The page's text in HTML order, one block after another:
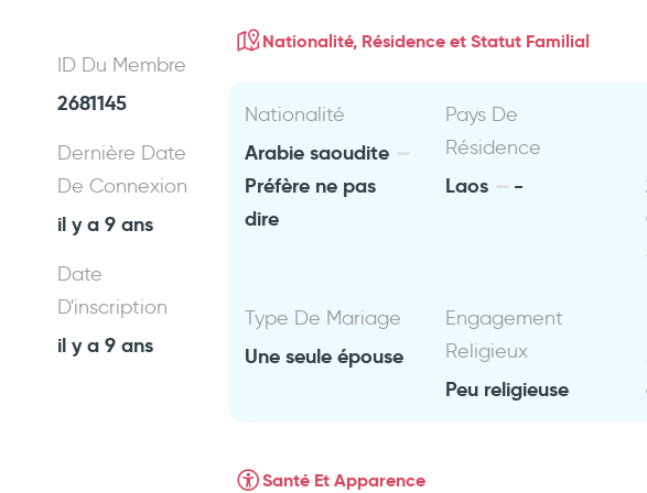
ID Du Membre
2681145
Dernière Date
De Connexion
il y a 9 ans
Date
D'inscription
il y a 9 ans
Nationalité, Résidence et Statut Familial
Nationalité
Arabie saoudite
Préfère ne pas
dire
Pays De
Résidence
Laos -
Type De Mariage
Une seule épouse
Engagement
Religieux
Peu religieuse
Santé Et Apparence